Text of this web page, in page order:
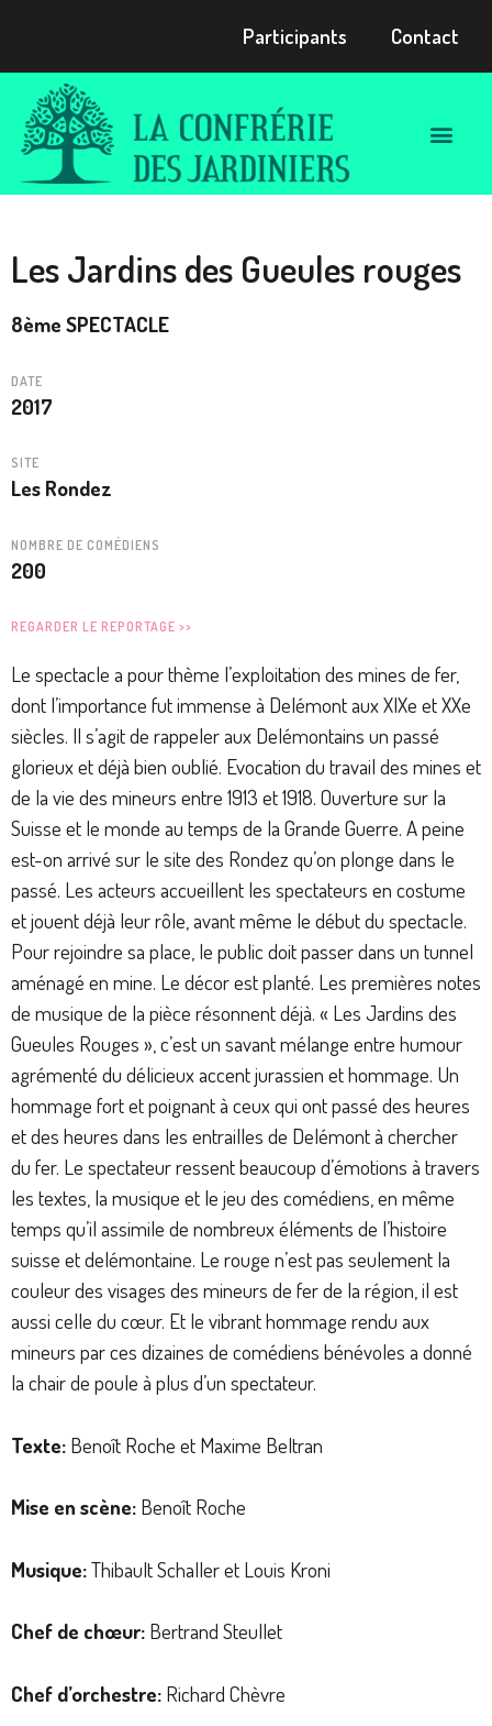
Participants Contact
Les Jardins des Gueules rouges
8ème SPECTACLE
DATE
2017
SITE
Les Rondez
NOMBRE DE COMÉDIENS
200
REGARDER LE REPORTAGE >>
Le spectacle a pour thème l’exploitation des mines de fer,
dont l’importance fut immense à Delémont aux XIXe et XXe
siècles. Il s’agit de rappeler aux Delémontains un passé
glorieux et déjà bien oublié. Evocation du travail des mines et
de la vie des mineurs entre 1913 et 1918. Ouverture sur la
Suisse et le monde au temps de la Grande Guerre. A peine
est-on arrivé sur le site des Rondez qu’on plonge dans le
passé. Les acteurs accueillent les spectateurs en costume
et jouent déjà leur rôle, avant même le début du spectacle.
Pour rejoindre sa place, le public doit passer dans un tunnel
aménagé en mine. Le décor est planté. Les premières notes
de musique de la pièce résonnent déjà. « Les Jardins des
Gueules Rouges », c’est un savant mélange entre humour
agrémenté du délicieux accent jurassien et hommage. Un
hommage fort et poignant à ceux qui ont passé des heures
et des heures dans les entrailles de Delémont à chercher
du fer. Le spectateur ressent beaucoup d’émotions à travers
les textes, la musique et le jeu des comédiens, en même
temps qu’il assimile de nombreux éléments de l’histoire
suisse et delémontaine. Le rouge n’est pas seulement la
couleur des visages des mineurs de fer de la région, il est
aussi celle du cœur. Et le vibrant hommage rendu aux
mineurs par ces dizaines de comédiens bénévoles a donné
la chair de poule à plus d’un spectateur.
Texte: Benoît Roche et Maxime Beltran
Mise en scène: Benoît Roche
Musique:Thibault Schaller et Louis Kroni
Chef de chœur: Bertrand Steullet
Chef d’orchestre: Richard Chèvre